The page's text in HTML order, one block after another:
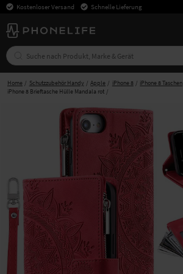
Kostenloser Versand Schnelle Lieferung
Home Schutzzubehör Handy Apple iPhone 8
iPhone 8 Taschen
iPhone 8 Brieftasche Hülle Mandala rot